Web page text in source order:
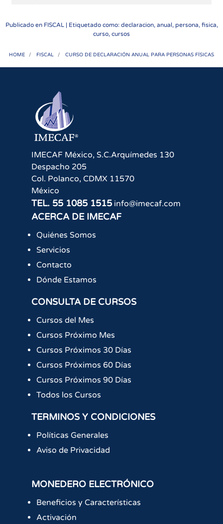
Publicado en FISCAL | Etiquetado como: declaracion, anual, persona, fisica,
curso, cursos
HOME FISCAL CURSO DE DECLARACIÓN ANUAL PARA PERSONAS FÍSICAS
IMECAF México, S.C.Arquímedes 130
Despacho 205
Col. Polanco, CDMX 11570
México
TEL. 55 1085 1515 info@imecaf.com
ACERCA DE IMECAF
Quiénes Somos
Servicios
Contacto
Dónde Estamos
CONSULTA DE CURSOS
Cursos del Mes
Cursos Próximo Mes
Cursos Próximos 30 Días
Cursos Próximos 60 Días
Cursos Próximos 90 Días
Todos los Cursos
TERMINOS Y CONDICIONES
Políticas Generales
Aviso de Privacidad
MONEDERO ELECTRÓNICO
Beneficios y Características
Activación